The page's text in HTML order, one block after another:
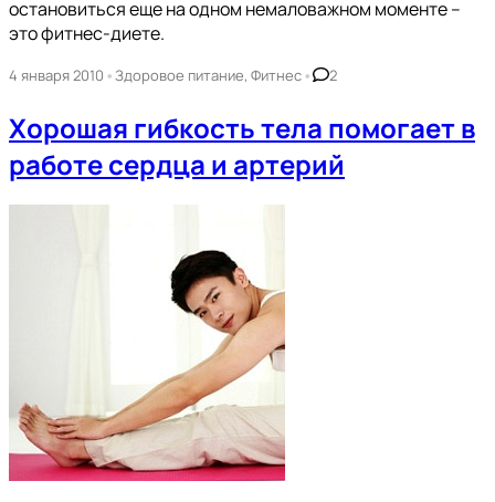
остановиться еще на одном немаловажном моменте –
это фитнес-диете.
4 января 2010 •Здоровое питание, Фитнес• 2
Хорошая гибкость тела помогает в
работе сердца и артерий